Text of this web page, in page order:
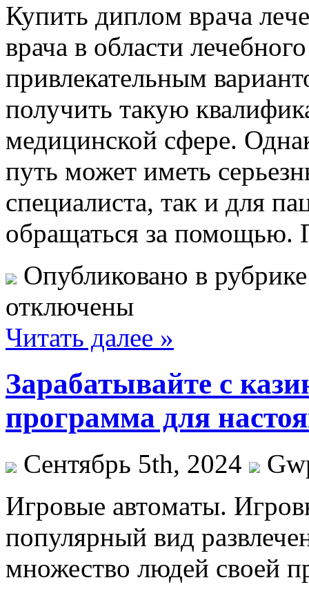
Купить диплoм врaчa
врача в области
привлекательным
получить такую
медицинской сфере.
путь может иметь
специалиста, так и для
обращаться за
Опубликовано в
отключены
Читать далее »
Зарабатывайте с
программа для
Сентябрь 5th, 2024
Игрoвыe aвтoмaты.
популярный вид
множество людей своей